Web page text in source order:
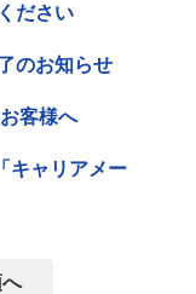
ださい
のお知らせ
客様へ
キャリアメー